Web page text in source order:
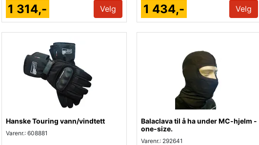
1 314,- Velg 1 434,- Velg
Hanske Touring vann/vindtett
Varenr.: 608881
Balaclava til å ha under MC-hjelm -
one-size.
Varenr.: 292641